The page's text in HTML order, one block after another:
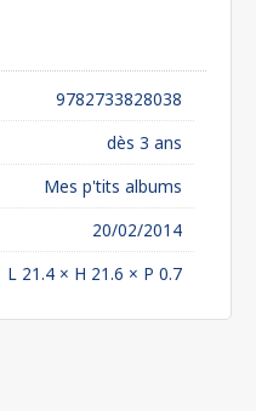
9782733828038
dès 3 ans
Mes p'tits albums
20/02/2014
L 21.4 × H 21.6 × P 0.7